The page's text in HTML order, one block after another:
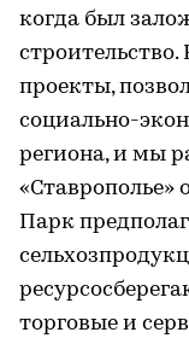
когда был
проекты,
социально-
региона, и мы
Парк
торговые и